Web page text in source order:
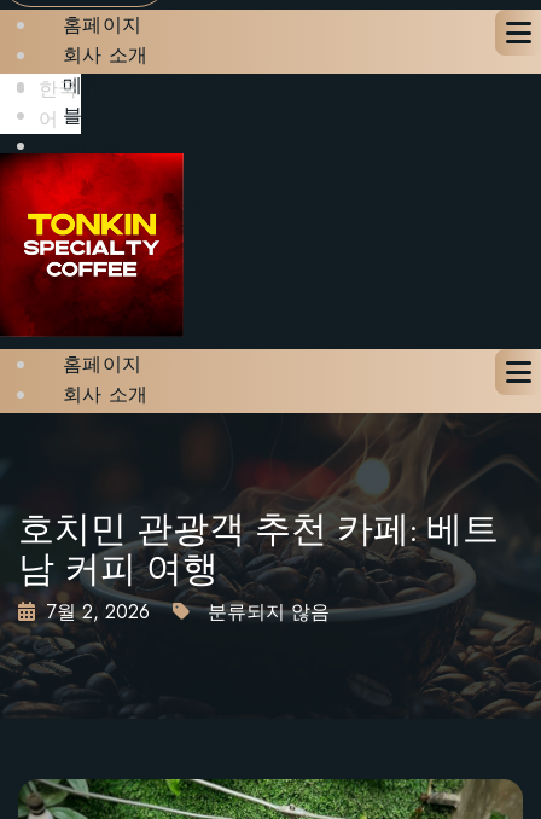
홈페이지
회사 소개
메뉴
블로그
문의하기
테이블 예약하기
X
한국
어
홈페이지
회사 소개
문의하기
테이블 예약하기
X
호치민 관광객 추천 카페: 베트
남 커피 여행
7월 2, 2026 분류되지 않음